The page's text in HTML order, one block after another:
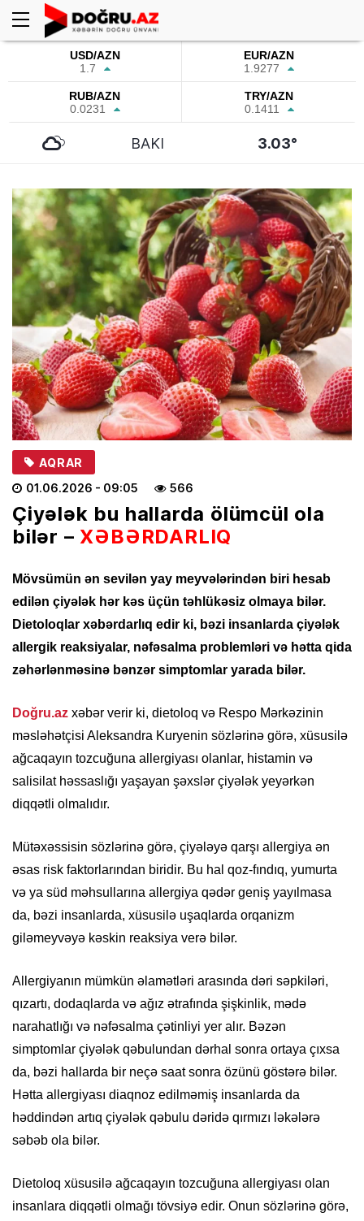
USD/AZN
1.7
EUR/AZN
1.9277
RUB/AZN
0.0231
TRY/AZN
0.1411
BAKI 3.03°
AQRAR
01.06.2026 - 09:05 566
Çiyələk bu hallarda ölümcül ola
bilər – XƏBƏRDARLIQ
Mövsümün ən sevilən yay meyvələrindən biri hesab
edilən çiyələk hər kəs üçün təhlükəsiz olmaya bilər.
Dietoloqlar xəbərdarlıq edir ki, bəzi insanlarda çiyələk
allergik reaksiyalar, nəfəsalma problemləri və hətta qida
zəhərlənməsinə bənzər simptomlar yarada bilər.
Doğru.az xəbər verir ki, dietoloq və Respo Mərkəzinin
məsləhətçisi Aleksandra Kuryenin sözlərinə görə, xüsusilə
ağcaqayın tozcuğuna allergiyası olanlar, histamin və
salisilat həssaslığı yaşayan şəxslər çiyələk yeyərkən
diqqətli olmalıdır.
Mütəxəssisin sözlərinə görə, çiyələyə qarşı allergiya ən
əsas risk faktorlarından biridir. Bu hal qoz-fındıq, yumurta
və ya süd məhsullarına allergiya qədər geniş yayılmasa
da, bəzi insanlarda, xüsusilə uşaqlarda orqanizm
giləmeyvəyə kəskin reaksiya verə bilər.
Allergiyanın mümkün əlamətləri arasında dəri səpkiləri,
qızartı, dodaqlarda və ağız ətrafında şişkinlik, mədə
narahatlığı və nəfəsalma çətinliyi yer alır. Bəzən
simptomlar çiyələk qəbulundan dərhal sonra ortaya çıxsa
da, bəzi hallarda bir neçə saat sonra özünü göstərə bilər.
Hətta allergiyası diaqnoz edilməmiş insanlarda da
həddindən artıq çiyələk qəbulu dəridə qırmızı ləkələrə
səbəb ola bilər.
Dietoloq xüsusilə ağcaqayın tozcuğuna allergiyası olan
insanlara diqqətli olmağı tövsiyə edir. Onun sözlərinə görə,